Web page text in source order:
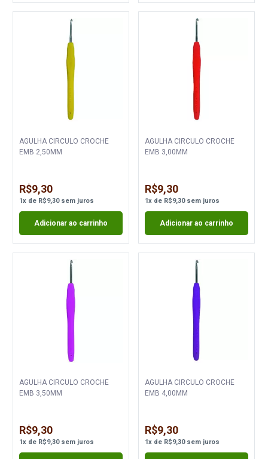
AGULHA CIRCULO CROCHE
EMB 2,50MM
R$9,30
1x de R$9,30sem juros
Adicionar ao carrinho
AGULHA CIRCULO CROCHE
EMB 3,00MM
R$9,30
1xde R$9,30sem juros
Adicionar ao carrinho
AGULHA CIRCULO CROCHE
EMB 3,50MM
R$9,30
1x de R$9,30sem juros
AGULHA CIRCULO CROCHE
EMB 4,00MM
R$9,30
1xde R$9,30sem juros